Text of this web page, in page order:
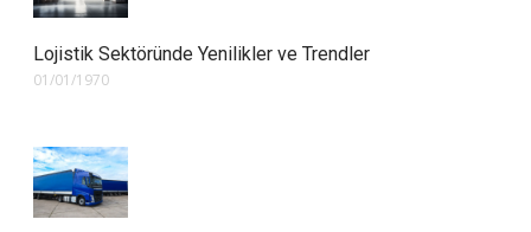
Lojistik Sektöründe Yenilikler ve Trendler
01/01/1970